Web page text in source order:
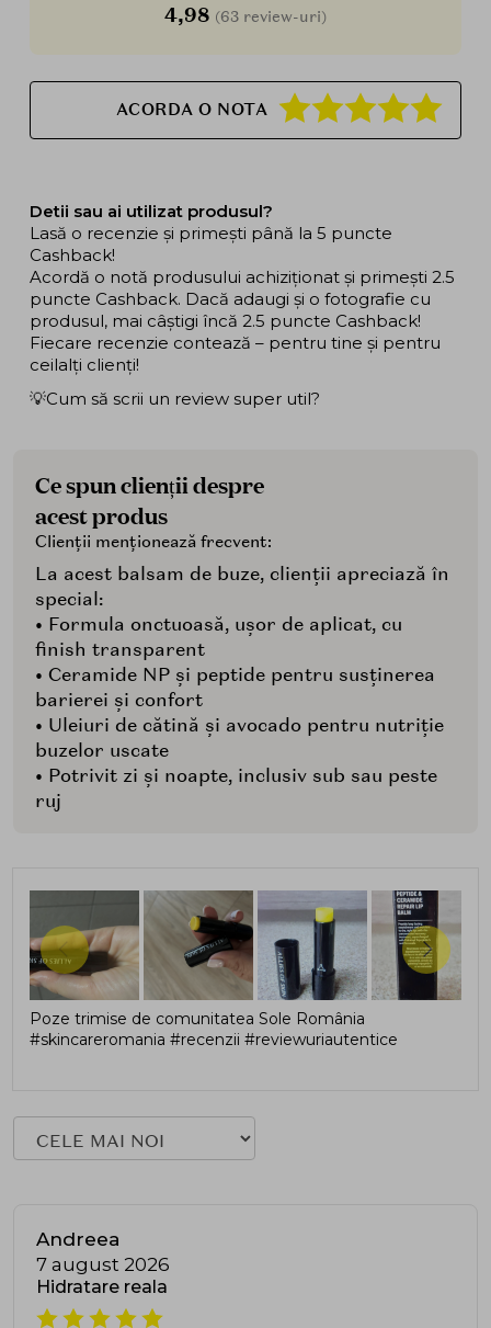
4,98 (63 review-uri)
ACORDA O NOTA
Detii sau ai utilizat produsul?
Lasă o recenzie și primești până la 5 puncte
Cashback!
Acordă o notă produsului achiziționat și primești 2.5
puncte Cashback. Dacă adaugi și o fotografie cu
produsul, mai câștigi încă 2.5 puncte Cashback!
Fiecare recenzie contează – pentru tine și pentru
ceilalți clienți!
💡Cum să scrii un review super util?
Ce spun clienții despre
acest produs
Clienții menționează frecvent:
La acest balsam de buze, clienții apreciază în
special:
• Formula onctuoasă, ușor de aplicat, cu
finish transparent
• Ceramide NP și peptide pentru susținerea
barierei și confort
• Uleiuri de cătină și avocado pentru nutriție
buzelor uscate
• Potrivit zi și noapte, inclusiv sub sau peste
ruj
Poze trimise de comunitatea Sole România
#skincareromania #recenzii #reviewuriautentice
Andreea
7 august 2026
Hidratare reala